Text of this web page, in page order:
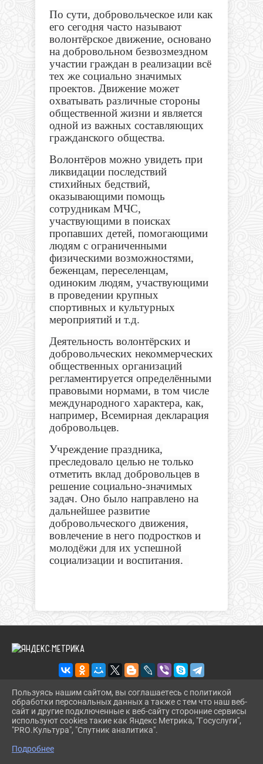
По сути, добровольческое или как
его сегодня часто называют
волонтёрское движение, основано
на добровольном безвозмездном
участии граждан в реализации всё
тех же социально значимых
проектов. Движение может
охватывать различные стороны
общественной жизни и является
одной из важных составляющих
гражданского общества.
Волонтёров можно увидеть при
ликвидации последствий
стихийных бедствий,
оказывающими помощь
сотрудникам МЧС,
участвующими в поисках
пропавших детей, помогающими
людям с ограниченными
физическими возможностями,
беженцам, переселенцам,
одиноким людям, участвующими
в проведении крупных
спортивных и культурных
мероприятий и т.д.
Деятельность волонтёрских и
добровольческих некоммерческих
общественных организаций
регламентируется определёнными
правовыми нормами, в том числе
международного характера, как,
например, Всемирная декларация
добровольцев.
Учреждение праздника,
преследовало целью не только
отметить вклад добровольцев в
решение социально-значимых
задач. Оно было направлено на
дальнейшее развитие
добровольческого движения,
вовлечение в него подростков и
молодёжи для их успешной
социализации и воспитания.
2026 Г. DINSKOIKULT.RU
ВХОД
КАРТА САЙТА
Пользуясь нашим сайтом, вы соглашаетесь с политикой
обработки персональных данных а также с тем что наш веб-
сайт и другие подключенные к веб-сайту сторонние сервисы
используют cookies такие как Яндекс Метрика, "Госуслуги",
"PRO.Культура", "Спутник аналитика".
Подробнее